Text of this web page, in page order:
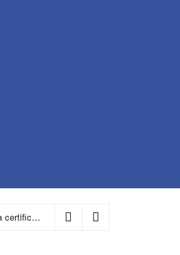
Prefeitura certifica 4,6 mil trabalhadores pelo programa Treinar para Empregar e realiza Feirão de Empregabilidade